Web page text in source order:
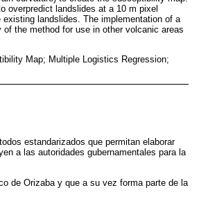
overpredict landslides at a 10 m pixel
landslides. The implementation of a
the method for use in other volcanic areas
Map; Multiple Logistics Regression;
estandarizados que permitan elaborar
a las autoridades gubernamentales para la
de Orizaba y que a su vez forma parte de la